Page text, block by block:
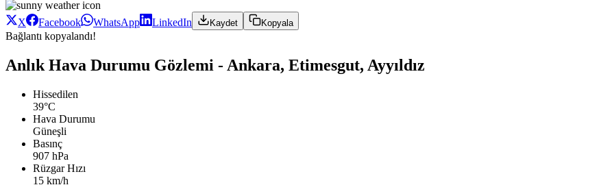
X Facebook WhatsApp LinkedIn Kaydet Kopyala
Bağlantı kopyalandı!
Anlık Hava Durumu Gözlemi - Ankara, Etimesgut, Ayyıldız
Hissedilen
39°C
Hava Durumu
Güneşli
Basınç
907 hPa
Rüzgar Hızı
15 km/h